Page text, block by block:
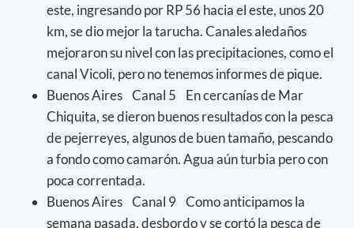
este, ingresando por RP 56 hacia el este, unos 20
km, se dio mejor la tarucha. Canales aledaños
mejoraron su nivel con las precipitaciones, como el
canal Vicoli, pero no tenemos informes de pique.
Buenos Aires Canal 5 En cercanías de Mar
Chiquita, se dieron buenos resultados con la pesca
de pejerreyes, algunos de buen tamaño, pescando
a fondo como camarón. Agua aún turbia pero con
poca correntada.
Buenos Aires Canal 9 Como anticipamos la
semana pasada, desbordo y se cortó la pesca de